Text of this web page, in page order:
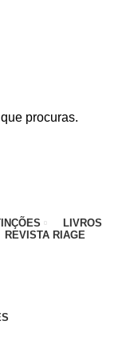
997 434
LIVROS
REVISTA RIAGE
procuras.